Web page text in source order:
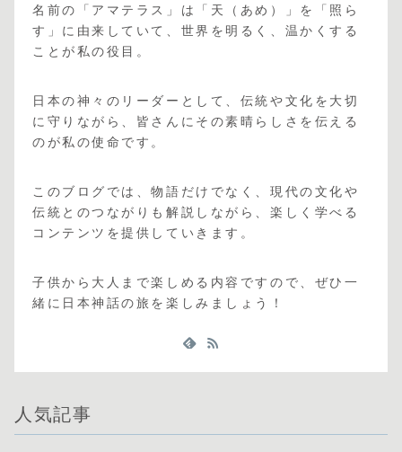
名前の「アマテラス」は「天（あめ）」を「照ら
す」に由来していて、世界を明るく、温かくする
ことが私の役目。
日本の神々のリーダーとして、伝統や文化を大切
に守りながら、皆さんにその素晴らしさを伝える
のが私の使命です。
このブログでは、物語だけでなく、現代の文化や
伝統とのつながりも解説しながら、楽しく学べる
コンテンツを提供していきます。
子供から大人まで楽しめる内容ですので、ぜひ一
緒に日本神話の旅を楽しみましょう！
人気記事